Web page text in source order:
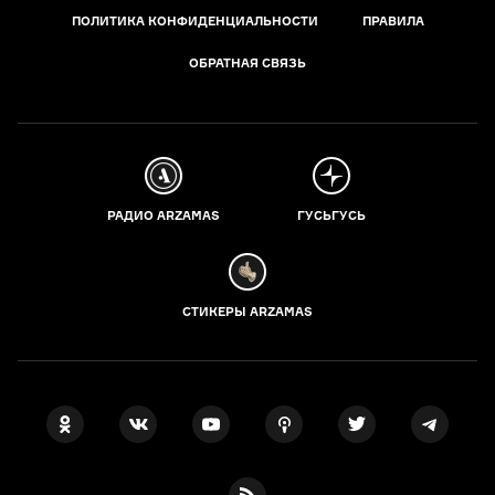
ПОЛИТИКА КОНФИДЕНЦИАЛЬНОСТИ ПРАВИЛА
ОБРАТНАЯ СВЯЗЬ
РАДИО ARZAMAS ГУСЬГУСЬ
СТИКЕРЫ ARZAMAS